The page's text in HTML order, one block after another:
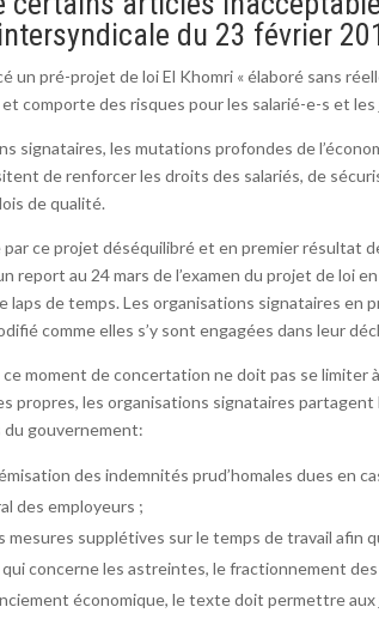
du 23 février
un pré-projet de loi El Khomri « élaboré sans
comporte des risques pour les salarié-e-s et les
signataires, les mutations profondes de
de renforcer les droits des salariés, de
de qualité.
par ce projet déséquilibré et en premier résultat
report au 24 mars de l’examen du projet de loi
laps de temps. Les organisations signataires
comme elles s’y sont engagées dans leur
moment de concertation ne doit pas se limiter
propres, les organisations signataires
gouvernement:
des indemnités prud’homales dues en
des employeurs ;
mesures supplétives sur le temps de travail afin
concerne les astreintes, le fractionnement
économique, le texte doit permettre